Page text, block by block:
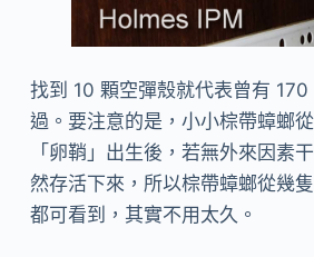
找到 10 顆空彈殼就代表曾有
過。要注意的是，小小棕帶蟑螂
「卵鞘」出生後，若無外來因素
然存活下來，所以棕帶蟑螂從幾
都可看到，其實不用太久。